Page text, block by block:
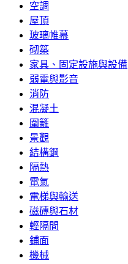
空調
屋頂
玻璃帷幕
砌築
家具、固定設施與設備
弱電與影音
消防
混凝土
圍籬
景觀
結構鋼
隔熱
電氣
電梯與輸送
磁磚與石材
輕隔間
鋪面
機械